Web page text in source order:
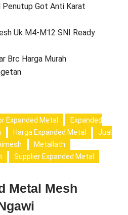
Got Anti Karat
Uk M4-M12 SNI Ready
Brc Harga Murah
Expanded Metal
Expanded
Harga Expanded Metal
Jual
Metallath
Supplier Expanded Metal
Metal Mesh